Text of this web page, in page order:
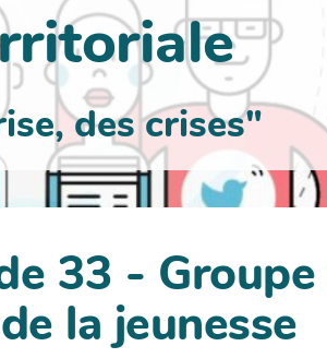
des crises"
33 - Groupe
la jeunesse